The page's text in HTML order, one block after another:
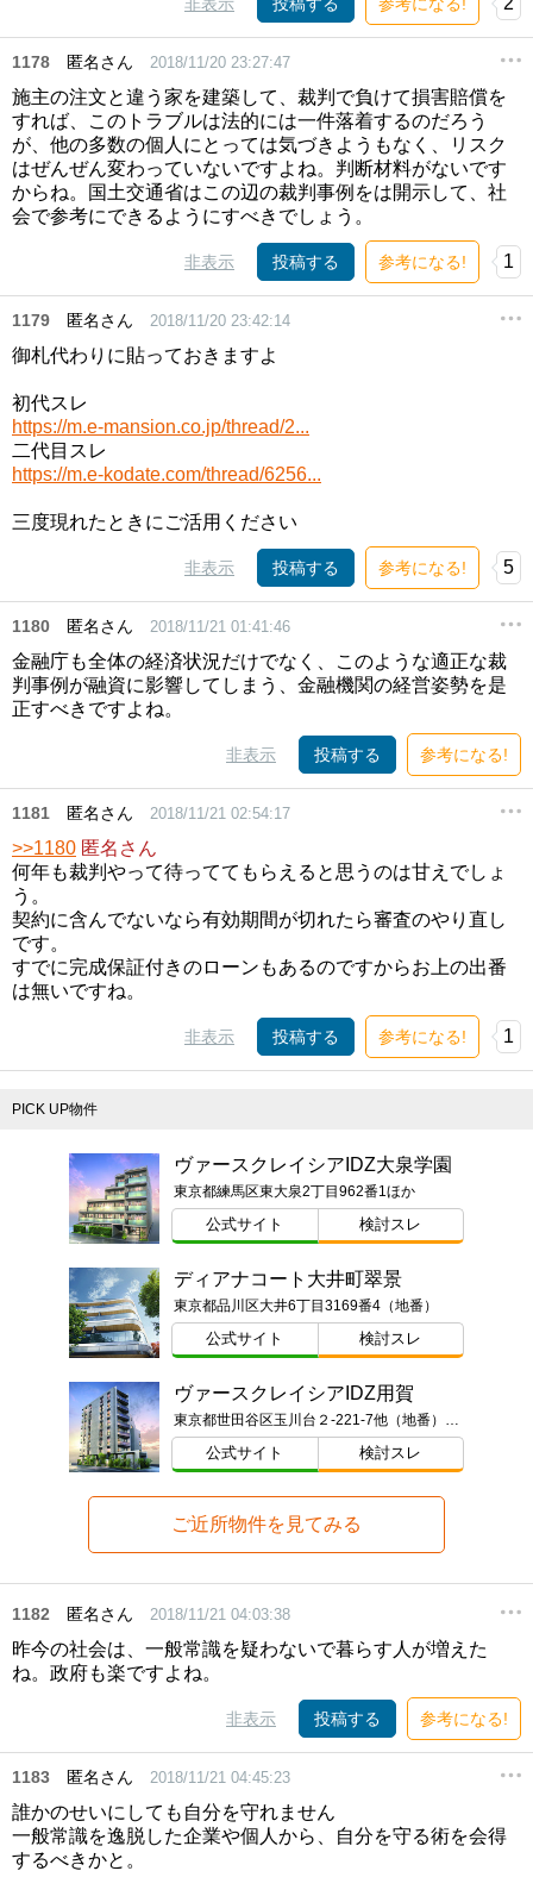
1178 匿名さん 2018/11/20 23:27:47
施主の注文と違う家を建築して、裁判で負けて損害賠償を
すれば、このトラブルは法的には一件落着するのだろう
が、他の多数の個人にとっては気づきようもなく、リスク
はぜんぜん変わっていないですよね。判断材料がないです
からね。国土交通省はこの辺の裁判事例をは開示して、社
会で参考にできるようにすべきでしょう。
非表示 投稿する 参考になる! 1
1179 匿名さん 2018/11/20 23:42:14
御札代わりに貼っておきますよ
初代スレ
https://m.e-mansion.co.jp/thread/2...
二代目スレ
https://m.e-kodate.com/thread/6256...
三度現れたときにご活用ください
非表示 投稿する 参考になる! 5
1180 匿名さん 2018/11/21 01:41:46
金融庁も全体の経済状況だけでなく、このような適正な裁
判事例が融資に影響してしまう、金融機関の経営姿勢を是
正すべきですよね。
非表示 投稿する 参考になる!
1181 匿名さん 2018/11/21 02:54:17
>>1180 匿名さん
何年も裁判やって待っててもらえると思うのは甘えでしょ
う。
契約に含んでないなら有効期間が切れたら審査のやり直し
です。
すでに完成保証付きのローンもあるのですからお上の出番
は無いですね。
非表示 投稿する 参考になる! 1
PICK UP物件
ヴァースクレイシアIDZ大泉学園
東京都練馬区東大泉2丁目962番1ほか
公式サイト 検討スレ
ディアナコート大井町翠景
東京都品川区大井6丁目3169番4（地番）
公式サイト 検討スレ
ヴァースクレイシアIDZ用賀
東京都世田谷区玉川台２-221-7他（地番）ほか
公式サイト 検討スレ
ご近所物件を見てみる
1182 匿名さん 2018/11/21 04:03:38
昨今の社会は、一般常識を疑わないで暮らす人が増えた
ね。政府も楽ですよね。
非表示 投稿する 参考になる!
1183 匿名さん 2018/11/21 04:45:23
誰かのせいにしても自分を守れません
一般常識を逸脱した企業や個人から、自分を守る術を会得
するべきかと。